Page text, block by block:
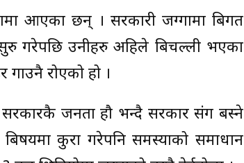
आएका छन् । सरकारी जग्गामा बिगत
गरेपछि उनीहरु अहिले बिचल्ली भएका
गाउनै रोएको हो ।
जनता हौ भन्दै सरकार संग बस्ने
कुरा गरेपनि समस्याको समाधान